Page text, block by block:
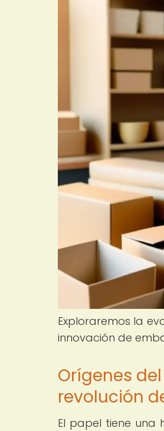
Exploraremos la
innovación de
Orígenes
revolución
El papel tiene una